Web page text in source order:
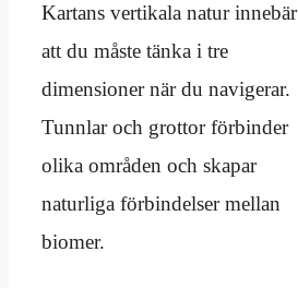
Kartans vertikala natur innebär
att du måste tänka i tre
dimensioner när du navigerar.
Tunnlar och grottor förbinder
olika områden och skapar
naturliga förbindelser mellan
biomer.